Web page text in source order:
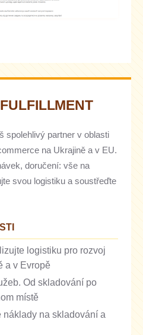
spolehlivý partner v oblasti
na Ukrajině a v EU.
doručení: vše na
svou logistiku a soustřeďte
logistiku pro rozvoj
a v Evropě
Od skladování po
místě
náklady na skladování a